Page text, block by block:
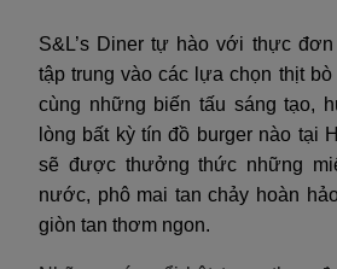
S&L’s Diner tự hào với thực
tập trung vào các lựa chọn thịt
cùng những biến tấu sáng tạo,
lòng bất kỳ tín đồ burger nào tại
sẽ được thưởng thức những
nước, phô mai tan chảy hoàn
giòn tan thơm ngon.